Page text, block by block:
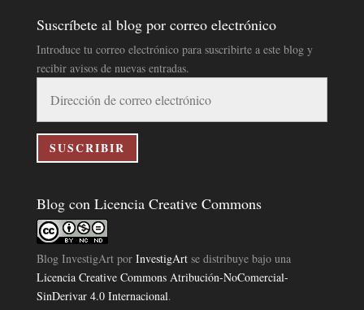
Suscríbete al blog por correo electrónico
Introduce tu correo electrónico para suscribirte a este blog y
recibir avisos de nuevas entradas.
correo
electrónico
SUSCRIBIR
Blog con Licencia Creative Commons
Blog InvestigArtpor InvestigArtse distribuye bajo una
Licencia Creative Commons Atribución-NoComercial-
SinDerivar 4.0 Internacional.